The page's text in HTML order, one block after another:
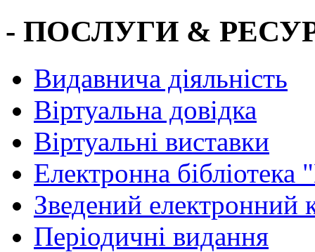
- ПОСЛУГИ &
Видавнича діяльність
Віртуальна довідка
Віртуальні виставки
Електронна
Зведений електронний
Періодичні видання